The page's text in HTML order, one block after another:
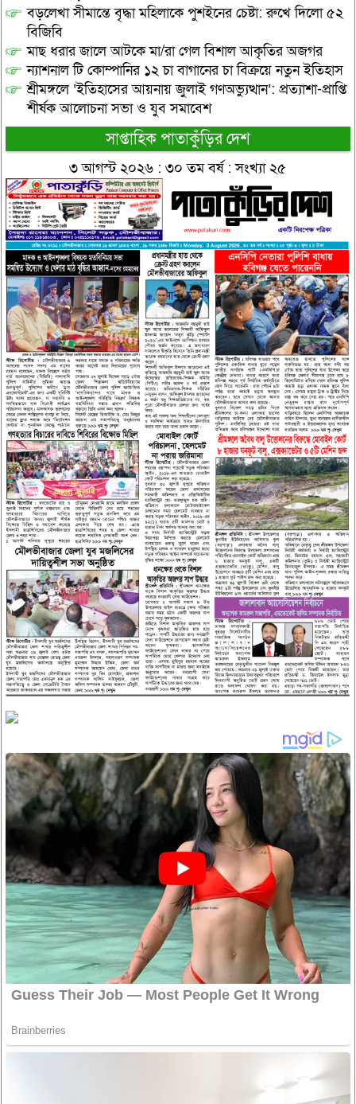
বড়লেখা সীমান্তে বৃদ্ধা মহিলাকে পুশইনের চেষ্টা: রুখে দিলো ৫২
বিজিবি
মাছ ধরার জালে আটকে মা/রা গেল বিশাল আকৃতির অজগর
ন্যাশনাল টি কোম্পানির ১২ চা বাগানের চা বিক্রয়ে নতুন ইতিহাস
শ্রীমঙ্গলে ‘ইতিহাসের আয়নায় জুলাই গণঅভ্যুত্থান’: প্রত্যাশা-প্রাপ্তি
শীর্ষক আলোচনা সভা ও যুব সমাবেশ
সাপ্তাহিক পাতাকুঁড়ির দেশ
৩ আগস্ট ২০২৬ : ৩০ তম বর্ষ : সংখ্যা ২৫